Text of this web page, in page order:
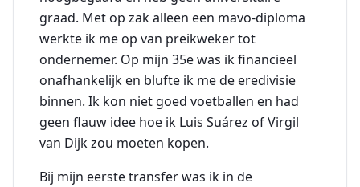
graad. Met op zak alleen een mavo-diploma
werkte ik me op van preikweker tot
ondernemer. Op mijn 35e was ik financieel
onafhankelijk en blufte ik me de eredivisie
binnen. Ik kon niet goed voetballen en had
geen flauw idee hoe ik Luis Suárez of Virgil
van Dijk zou moeten kopen.
Bij mijn eerste transfer was ik in de